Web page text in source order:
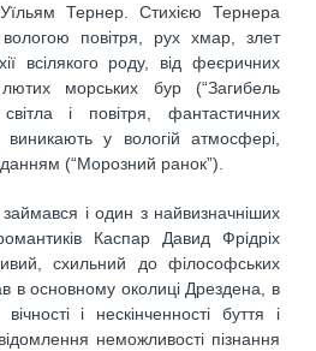
Уїльям Тернер. Стихією Тернера
повітря, рух хмар, злет
всілякого роду, від феєричних
морських бур (“Загибель
і повітря, фантастичних
виникають у вологій атмосфері,
(“Морозний ранок”).
і один з найвизначніших
Каспар Давид Фрідріх
схильний до філософських
в основному околиці Дрездена, в
і нескінченності буття і
неможливості пізнання